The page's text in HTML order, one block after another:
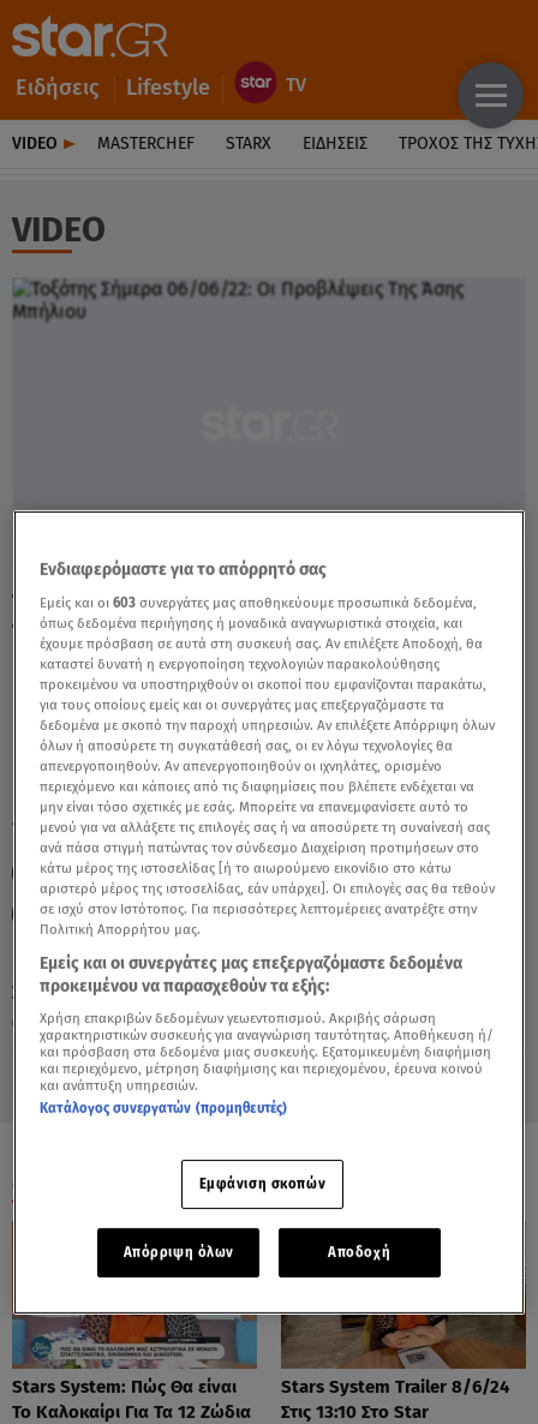
Ειδήσεις Lifestyle
VIDEO MASTERCHEF STARX ΕΙΔΉΣΕΙΣ ΤΡΟΧΌΣ ΤΗΣ
VIDEO
Σάββατο 8 Αυγούστου 2026
06.06.22, 13:17 ΖΩΔΙΑ
Τοξότης Σήμερα 06/06/22: Οι Προβλέψεις
Της Άσης Μπήλιου - Video
TAGS: ΤΟΞΟΤΗΣ ΖΩΔΙΑ ΖΩΔΙΑ ΣΗΜΕΡΑ
ΖΩΔΙΑ ΑΣΗ ΜΠΗΛΙΟΥ
ΑΣΗ ΜΠΗΛΙΟΥ
ΑΣΤΡΟΛΟΓΙΚΕΣ ΠΡΟΒΛΕΨΕΙΣ
BREAKFAST@STAR
ΟΛΑ ΤΑ ΒΙΝΤΕΟ
Stars System: Πώς Θα είναι
Το Καλοκαίρι Για Τα 12 Ζώδια
Stars System Trailer 8/6/24
Στις 13:10 Στο Star
Ενδιαφερόμαστε για το απόρρητό σας
Εμείς και οι603 συνεργάτες μας αποθηκεύουμε προσωπικά δεδομένα,
όπως δεδομένα περιήγησης ή μοναδικά αναγνωριστικά στοιχεία, και
έχουμε πρόσβαση σε αυτά στη συσκευή σας. Αν επιλέξετε Αποδοχή, θα
καταστεί δυνατή η ενεργοποίηση τεχνολογιών παρακολούθησης
προκειμένου να υποστηριχθούν οι σκοποί που εμφανίζονται παρακάτω,
για τους οποίους εμείς και οι συνεργάτες μας επεξεργαζόμαστε τα
δεδομένα με σκοπό την παροχή υπηρεσιών. Αν επιλέξετε Απόρριψη όλων
όλων ή αποσύρετε τη συγκατάθεσή σας, οι εν λόγω τεχνολογίες θα
απενεργοποιηθούν. Αν απενεργοποιηθούν οι ιχνηλάτες, ορισμένο
περιεχόμενο και κάποιες από τις διαφημίσεις που βλέπετε ενδέχεται να
μην είναι τόσο σχετικές με εσάς. Μπορείτε να επανεμφανίσετε αυτό το
μενού για να αλλάξετε τις επιλογές σας ή να αποσύρετε τη συναίνεσή σας
ανά πάσα στιγμή πατώντας τον σύνδεσμο Διαχείριση προτιμήσεων στο
κάτω μέρος της ιστοσελίδας [ή το αιωρούμενο εικονίδιο στο κάτω
αριστερό μέρος της ιστοσελίδας, εάν υπάρχει]. Οι επιλογές σας θα τεθούν
σε ισχύ στον Ιστότοπος. Για περισσότερες λεπτομέρειες ανατρέξτε στην
Πολιτική Απορρήτου μας.
Εμείς και οι συνεργάτες μας επεξεργαζόμαστε δεδομένα
προκειμένου να παρασχεθούν τα εξής:
Χρήση επακριβών δεδομένων γεωεντοπισμού. Ακριβής σάρωση
χαρακτηριστικών συσκευής για αναγνώριση ταυτότητας. Αποθήκευση ή/
και πρόσβαση στα δεδομένα μιας συσκευής. Εξατομικευμένη διαφήμιση
και περιεχόμενο, μέτρηση διαφήμισης και περιεχομένου, έρευνα κοινού
και ανάπτυξη υπηρεσιών.
Κατάλογος συνεργατών (προμηθευτές)
Εμφάνιση σκοπών
Απόρριψη όλων Αποδοχή